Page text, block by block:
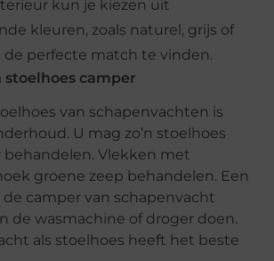
kun je kiezen uit
kleuren, zoals naturel, grijs of
de perfecte match te vinden.
stoelhoes camper
van schapenvachten is
U mag zo’n stoelhoes
Vlekken met
groene zeep behandelen. Een
de camper van schapenvacht
de wasmachine of droger doen.
als stoelhoes heeft het beste